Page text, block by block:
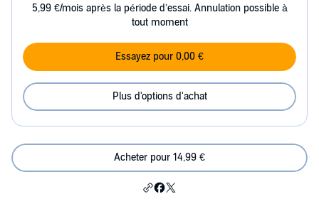
5,99 €/mois après la période d’essai. Annulation possible à
tout moment
Essayez pour 0,00 €
Plus d'options d'achat
Acheter pour 14,99 €